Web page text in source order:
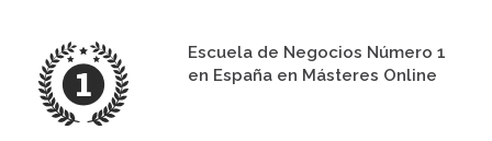
Escuela de Negocios Número 1
en España en Másteres Online